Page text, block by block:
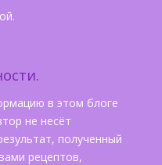
в этом блоге
не несёт
полученный
рецептов,